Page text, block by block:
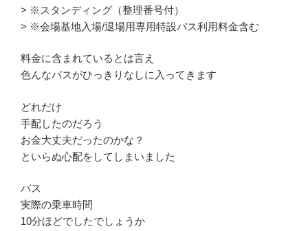
> ※スタンディング（整理番号付）
> ※会場基地入場/退場用専用特設パス利用料金含む
料金に含まれているとは言え
色んなバスがひっきりなしに入ってきます
どれだけ
手配したのだろう
お金大丈夫だったのかな？
といらぬ心配をしてしまいました
バス
実際の乗車時間
10分ほどでしたでしょうか